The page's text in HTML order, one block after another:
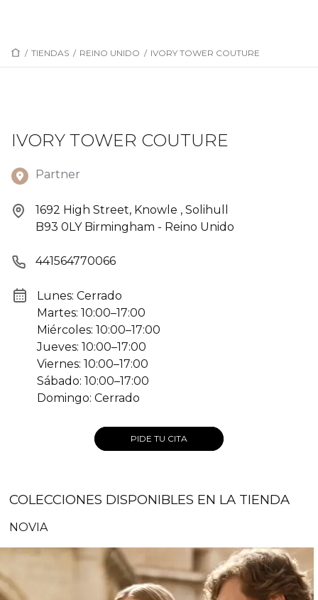
/ TIENDAS / REINO UNIDO / IVORY TOWER COUTURE
IVORY TOWER COUTURE
Partner
1692 High Street, Knowle , Solihull
B93 0LY Birmingham - Reino Unido
441564770066
Lunes: Cerrado
Martes: 10:00–17:00
Miércoles: 10:00–17:00
Jueves: 10:00–17:00
Viernes: 10:00–17:00
Sábado: 10:00–17:00
Domingo: Cerrado
PIDE TU CITA
COLECCIONES DISPONIBLES EN LA TIENDA
NOVIA